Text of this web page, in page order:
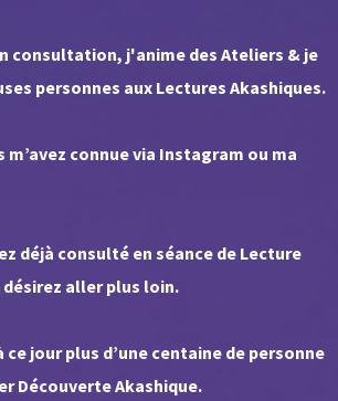
consultation, j'anime des Ateliers & je
personnes aux Lectures Akashiques.
m’avez connue via Instagram ou ma
déjà consulté en séance de Lecture
aller plus loin.
ce jour plus d’une centaine de personne
Découverte Akashique.